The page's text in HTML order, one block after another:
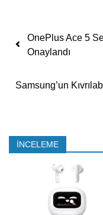
Yazı
OnePlus Ace 5
Onaylandı
Samsung’un
İNCELEME